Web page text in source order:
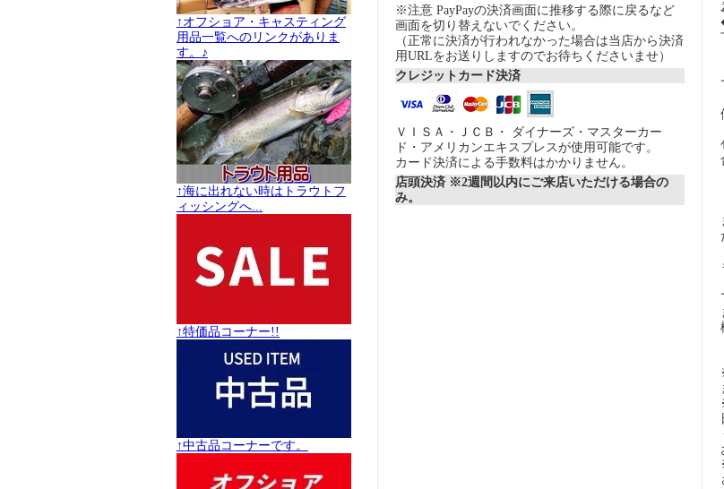
↑オフショア・キャスティング
用品一覧へのリンクがありま
す。♪
↑海に出れない時はトラウトフ
ィッシングへ...
↑特価品コーナー!!
↑中古品コーナーです。
※注意 PayPayの決済画面に推移する際に戻るなど
画面を切り替えないでください。
（正常に決済が行われなかった場合は当店から決済
用URLをお送りしますのでお待ちくださいませ）
クレジットカード決済
ＶＩＳＡ・ＪＣＢ・ ダイナーズ・マスターカー
ド・アメリカンエキスプレスが使用可能です。
カード決済による手数料はかかりません。
店頭決済 ※2週間以内にご来店いただける場合の
み。